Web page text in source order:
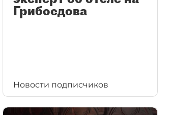
Грибоедова
Новости подписчиков